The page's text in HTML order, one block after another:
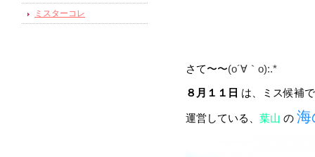
さて〜〜(o´∀｀o):.*
８月１１日 は、ミス候補
運営している、 葉山 の
ミスターコレ